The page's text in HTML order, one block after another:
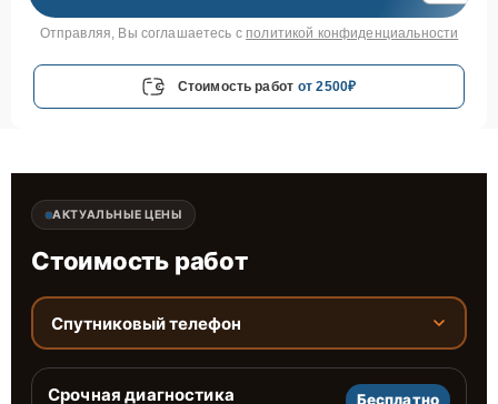
Отправляя, Вы соглашаетесь с политикой конфиденциальности
Стоимость работ от 2500₽
АКТУАЛЬНЫЕ ЦЕНЫ
Стоимость работ
Спутниковый телефон
Срочная диагностика Бесплатно